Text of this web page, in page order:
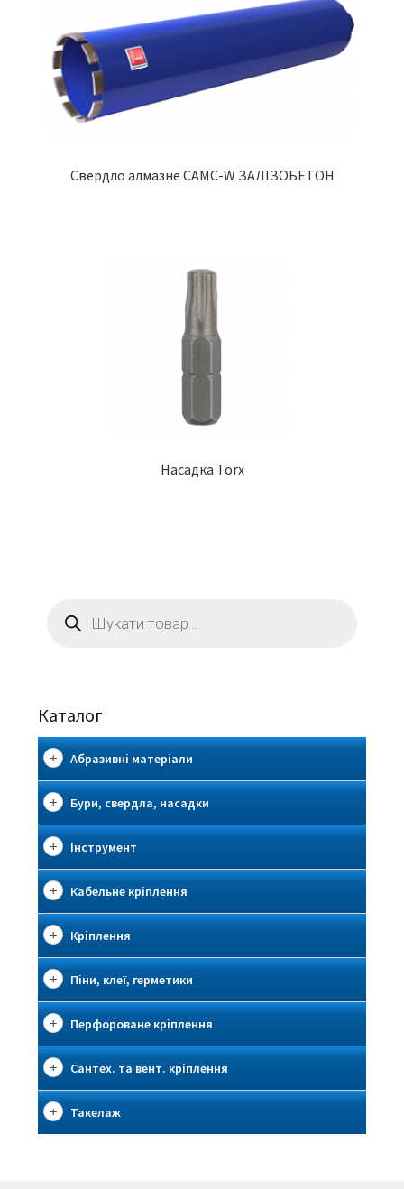
Свердло алмазне CAMC-W ЗАЛІЗОБЕТОН
Насадка Torx
товарів
Каталог
Абразивні матеріали
Бури, свердла, насадки
Інструмент
Кабельне кріплення
Кріплення
Піни, клеї, герметики
Перфороване кріплення
Сантех. та вент. кріплення
Такелаж